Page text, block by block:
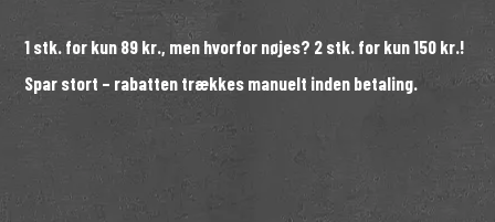
1 stk. for kun 89 kr., men hvorfor nøjes? 2 stk. for kun 150 kr.!
Spar stort – rabatten trækkes manuelt inden betaling.